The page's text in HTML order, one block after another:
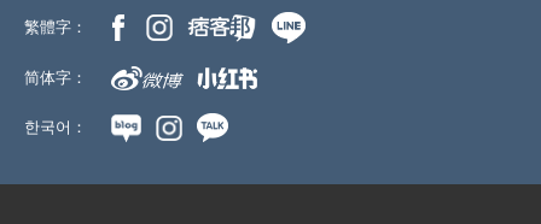
繁體字：
简体字：
한국어：